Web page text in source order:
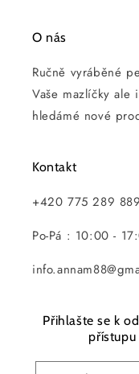
O nás
Ručně vyráběné
Vaše mazlíčky ale
hledámé nové
Kontakt
+420 775 289 889
Po-Pá : 10:00 -
Přihlašte se k